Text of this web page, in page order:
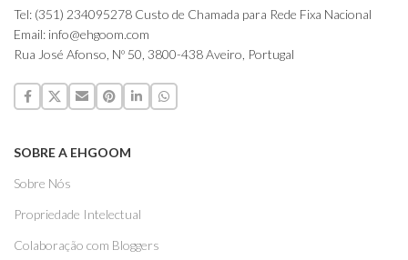
Tel: (351) 234095278 Custo de Chamada para Rede Fixa Nacional
Email: info@ehgoom.com
Rua José Afonso, Nº 50, 3800-438 Aveiro, Portugal
SOBRE A EHGOOM
Sobre Nós
Propriedade Intelectual
Colaboração com Bloggers